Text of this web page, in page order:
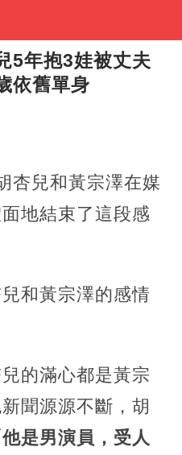
5年抱3娃被丈夫
依舊單身
杏兒和黃宗澤在媒
地結束了這段感
和黃宗澤的感情
的滿心都是黃宗
聞源源不斷，胡
他是男演員，受人